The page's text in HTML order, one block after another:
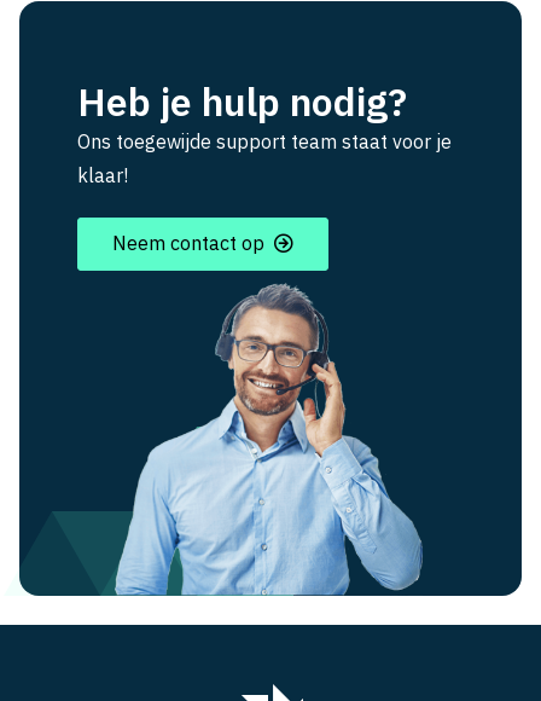
Heb je hulp nodig?
Ons toegewijde support team staat voor je
klaar!
Neem contact op